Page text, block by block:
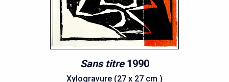
Sans titre1990
Xylogravure (27 x 27 cm )